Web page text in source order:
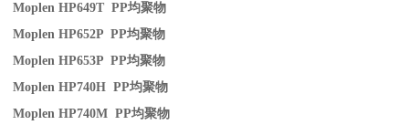
Moplen HP649T PP均聚物
Moplen HP652P PP均聚物
Moplen HP653P PP均聚物
Moplen HP740H PP均聚物
Moplen HP740M PP均聚物